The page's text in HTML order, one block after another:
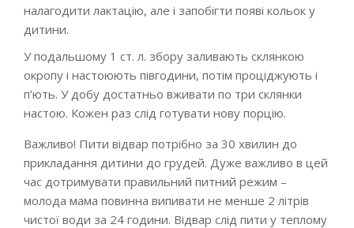
налагодити лактацію, але і запобігти появі кольок у
дитини.
У подальшому 1 ст. л. збору заливають склянкою
окропу і настоюють півгодини, потім проціджують і
п’ють. У добу достатньо вживати по три склянки
настою. Кожен раз слід готувати нову порцію.
Важливо! Пити відвар потрібно за 30 хвилин до
прикладання дитини до грудей. Дуже важливо в цей
час дотримувати правильний питний режим –
молода мама повинна випивати не менше 2 літрів
чистої води за 24 години. Відвар слід пити у теплому